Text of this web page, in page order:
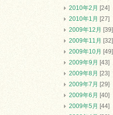
2010年2月 [24]
2010年1月 [27]
2009年12月 [39]
2009年11月 [32]
2009年10月 [49]
2009年9月 [43]
2009年8月 [23]
2009年7月 [29]
2009年6月 [40]
2009年5月 [44]